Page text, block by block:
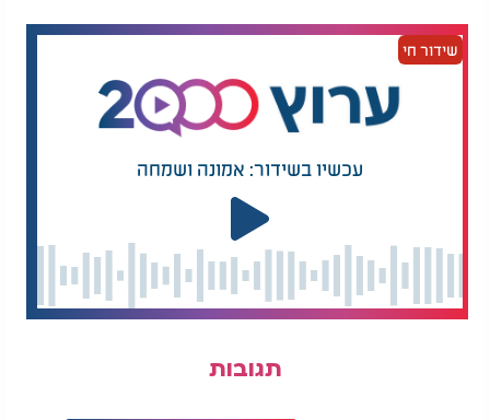
שידור חי
עכשיו בשידור: אמונה ושמחה
תגובות